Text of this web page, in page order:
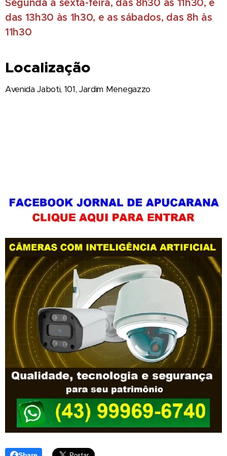
Segunda a sexta-feira, das 8h30 às 11h30, e
das 13h30 às 1h30, e as sábados, das 8h às
11h30
Localização
Avenida Jaboti, 101, Jardim Menegazzo